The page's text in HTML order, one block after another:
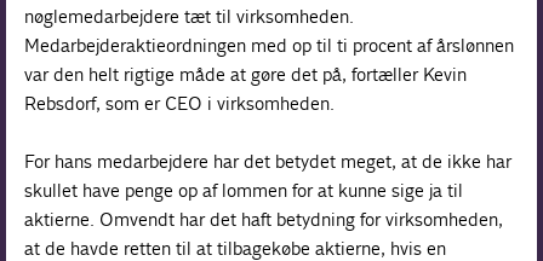
nøglemedarbejdere tæt til virksomheden.
Medarbejderaktieordningen med op til ti procent af årslønnen
var den helt rigtige måde at gøre det på, fortæller Kevin
Rebsdorf, som er CEO i virksomheden.
For hans medarbejdere har det betydet meget, at de ikke har
skullet have penge op af lommen for at kunne sige ja til
aktierne. Omvendt har det haft betydning for virksomheden,
at de havde retten til at tilbagekøbe aktierne, hvis en